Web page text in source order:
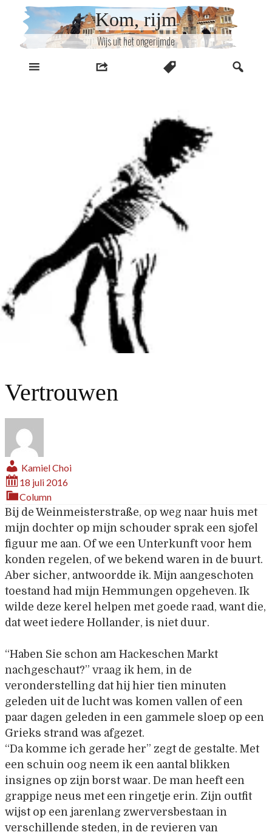
inhoud
Kom, rijm
Wijs uit het ongerijmde
Vertrouwen
Kamiel Choi
18 juli 2016
Column
Bij de Weinmeisterstraße, op weg naar huis met
mijn dochter op mijn schouder sprak een sjofel
figuur me aan. Of we een Unterkunft voor hem
konden regelen, of we bekend waren in de buurt.
Aber sicher, antwoordde ik. Mijn aangeschoten
toestand had mijn Hemmungen opgeheven. Ik
wilde deze kerel helpen met goede raad, want die,
dat weet iedere Hollander, is niet duur.
“Haben Sie schon am Hackeschen Markt
nachgeschaut?” vraag ik hem, in de
veronderstelling dat hij hier tien minuten
geleden uit de lucht was komen vallen of een
paar dagen geleden in een gammele sloep op een
Grieks strand was afgezet.
“Da komme ich gerade her” zegt de gestalte. Met
een schuin oog neem ik een aantal blikken
insignes op zijn borst waar. De man heeft een
grappige neus met een ringetje erin. Zijn outfit
wijst op een jarenlang zwerversbestaan in
verschillende steden, in de revieren van